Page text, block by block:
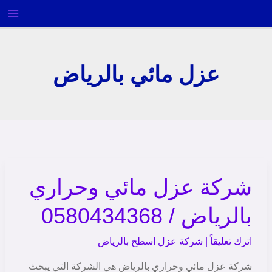
عزل مائي بالرياض
شركة عزل مائي وحراري
بالرياض / 0580434368
اترك تعليقاً | شركة عزل اسطح بالرياض
شركة عزل مائي وحراري بالرياض هي الشركة التي يبحث
شركة
عزل
مائي
بالرياض